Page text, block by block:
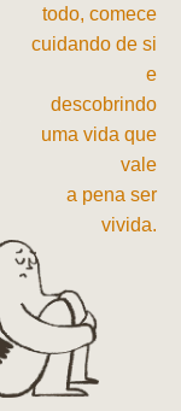
todo, comece
cuidando de si
e
descobrindo
uma vida que
vale
a pena ser
vivida.